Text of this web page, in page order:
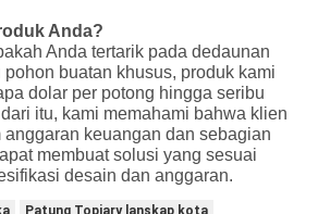
Anda?
Anda tertarik pada dedaunan
pohon buatan khusus, produk kami
dolar per potong hingga seribu
itu, kami memahami bahwa klien
anggaran keuangan dan sebagian
membuat solusi yang sesuai
desain dan anggaran.
Patung Topiary lanskap kota